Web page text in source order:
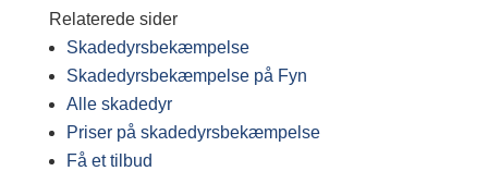
Relaterede sider
Skadedyrsbekæmpelse
Skadedyrsbekæmpelse på Fyn
Alle skadedyr
Priser på skadedyrsbekæmpelse
Få et tilbud